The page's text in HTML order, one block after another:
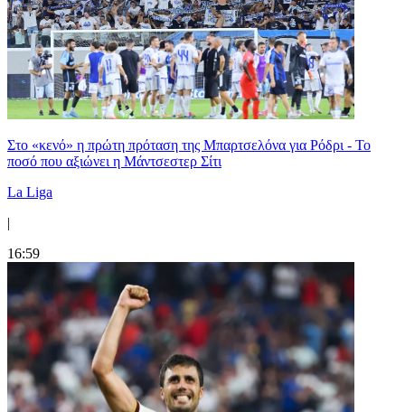
Στο «κενό» η πρώτη πρόταση της Μπαρτσελόνα για Ρόδρι - Το
ποσό που αξιώνει η Μάντσεστερ Σίτι
La Liga
|
16:59